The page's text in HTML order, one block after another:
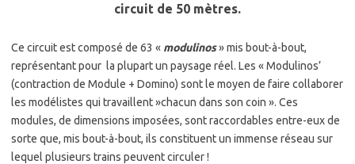
circuit de 50 mètres.
Ce circuit est composé de 63 « modulinos» mis bout-à-bout,
représentant pour la plupart un paysage réel. Les « Modulinos’
(contraction de Module + Domino) sont le moyen de faire collaborer
les modélistes qui travaillent »chacun dans son coin ». Ces
modules, de dimensions imposées, sont raccordables entre-eux de
sorte que, mis bout-à-bout, ils constituent un immense réseau sur
lequel plusieurs trains peuvent circuler !